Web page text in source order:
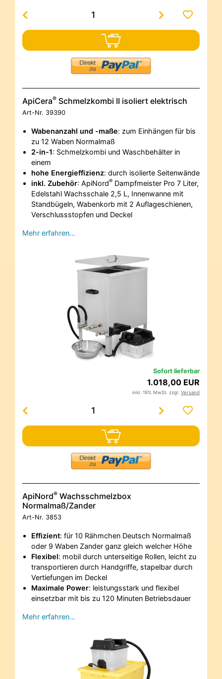
ApiCera® Schmelzkombi II isoliert elektrisch
Art-Nr. 39390
Wabenanzahl und -maße: zum Einhängen für bis
zu 12 Waben Normalmaß
2-in-1: Schmelzkombi und Waschbehälter in
einem
hohe Energieffizienz: durch isolierte Seitenwände
inkl. Zubehör: ApiNord®Dampfmeister Pro 7 Liter,
Edelstahl Wachsschale 2,5 L, Innenwanne mit
Standbügeln, Wabenkorb mit 2 Auflageschienen,
Verschlussstopfen und Deckel
Mehr erfahren…
Sofort lieferbar
1.018,00 EUR
inkl. 19% MwSt. zzgl. Versand
ApiNord® Wachsschmelzbox
Normalmaß/Zander
Art-Nr. 3853
Effizient: für 10 Rähmchen Deutsch Normalmaß
oder 9 Waben Zander ganz gleich welcher Höhe
Flexibel: mobil durch unterseitige Rollen, leicht zu
transportieren durch Handgriffe, stapelbar durch
Vertiefungen im Deckel
Maximale Power: leistungsstark und flexibel
einsetzbar mit bis zu 120 Minuten Betriebsdauer
Mehr erfahren…